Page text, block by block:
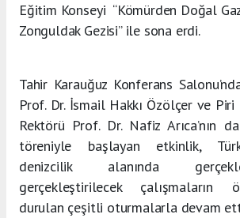
Eğitim Konseyi “Kömürden Doğal
Zonguldak Gezisi” ile sona erdi.
Tahir Karauğuz Konferans
Prof. Dr. İsmail Hakkı Özölçer ve
Rektörü Prof. Dr. Nafiz Arıca’nın da
töreniyle başlayan etkinlik,
denizcilik alanında
gerçekleştirilecek çalışmaların
durulan çeşitli oturmalarla devam